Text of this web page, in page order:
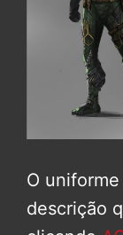
O
descrição